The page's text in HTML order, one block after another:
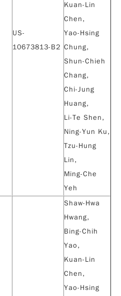
US-
10673813-B2
Kuan-Lin
Chen,
Yao-Hsing
Chung,
Shun-Chieh
Chang,
Chi-Jung
Huang,
Li-Te Shen,
Ning-Yun Ku,
Tzu-Hung
Lin,
Ming-Che
Yeh
Shaw-Hwa
Hwang,
Bing-Chih
Yao,
Kuan-Lin
Chen,
Yao-Hsing